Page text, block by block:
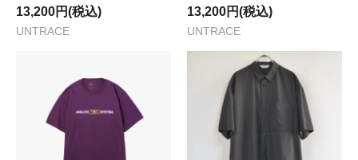
13,200円(税込)
UNTRACE
13,200円(税込)
UNTRACE